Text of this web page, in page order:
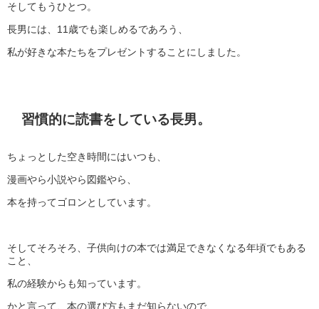
そしてもうひとつ。
長男には、11歳でも楽しめるであろう、
私が好きな本たちをプレゼントすることにしました。
習慣的に読書をしている長男。
ちょっとした空き時間にはいつも、
漫画やら小説やら図鑑やら、
本を持ってゴロンとしています。
そしてそろそろ、子供向けの本では満足できなくなる年頃でもある
こと、
私の経験からも知っています。
かと言って、本の選び方もまだ知らないので、